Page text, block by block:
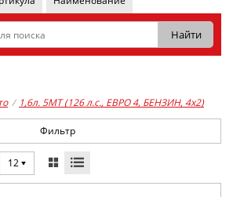
/ 1,6л. 5MT (126 л.с., ЕВРО 4, БЕНЗИН, 4x2)
Фильтр
12